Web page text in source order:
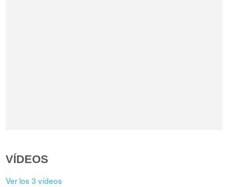
VÍDEOS
Ver los 3 vídeos